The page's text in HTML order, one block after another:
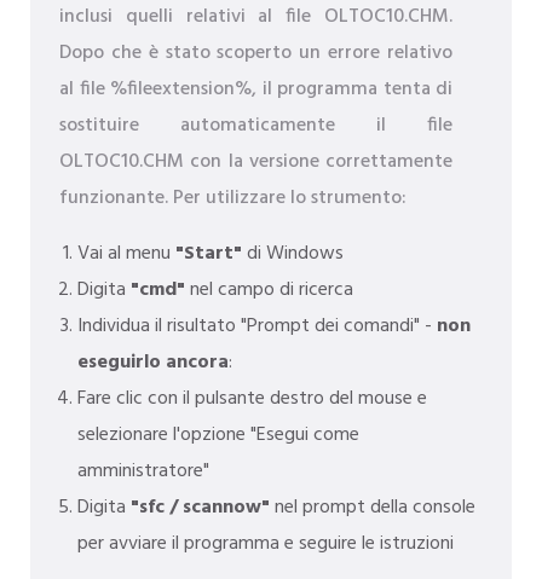
inclusi quelli relativi al file OLTOC10.CHM.
Dopo che è stato scoperto un errore relativo
al file %fileextension%, il programma tenta di
sostituire automaticamente il file
OLTOC10.CHM con la versione correttamente
funzionante. Per utilizzare lo strumento:
Vai al menu "Start"di Windows
Digita "cmd"nel campo di ricerca
Individua il risultato "Prompt dei comandi" - non
eseguirlo ancora:
Fare clic con il pulsante destro del mouse e
selezionare l'opzione "Esegui come
amministratore"
Digita "sfc / scannow"nel prompt della console
per avviare il programma e seguire le istruzioni